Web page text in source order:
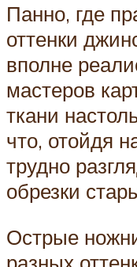
Панно, где
оттенки
вполне
мастеров
ткани
что, отойдя
трудно
обрезки
Острые